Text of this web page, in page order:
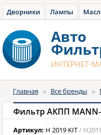
Дворники Лампы
Авто
ИНТЕРНЕТ-
Главная » Все бренды »
Фильтр АКПП MANN-
Артикул: H 2019 KIT/